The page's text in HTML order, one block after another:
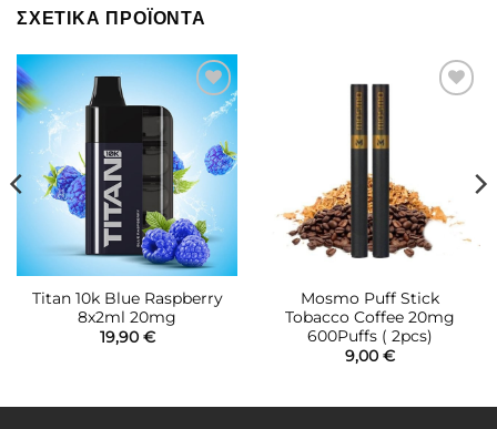
ΣΧΕΤΙΚΆ ΠΡΟΪΌΝΤΑ
Πρόσθήκη
επιθυμιών
Titan 10k Blue Raspberry
8x2ml 20mg
19,90 €
Mosmo Puff Stick
Tobacco Coffee 20mg
600Puffs ( 2pcs)
9,00 €